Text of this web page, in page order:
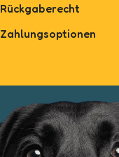
Rückgaberecht
Zahlungsoptionen